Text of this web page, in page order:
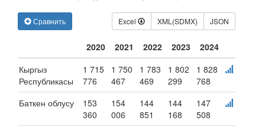
Сравнить Excel XML(SDMX) JSON
2020 2021 2022 2023
2024
Кыргыз
Республикасы
1 715
776
1 750
467
1 783
469
1 802
299
1 828
768
Баткен облусу
153
360
154
006
144
851
144
168
147
508